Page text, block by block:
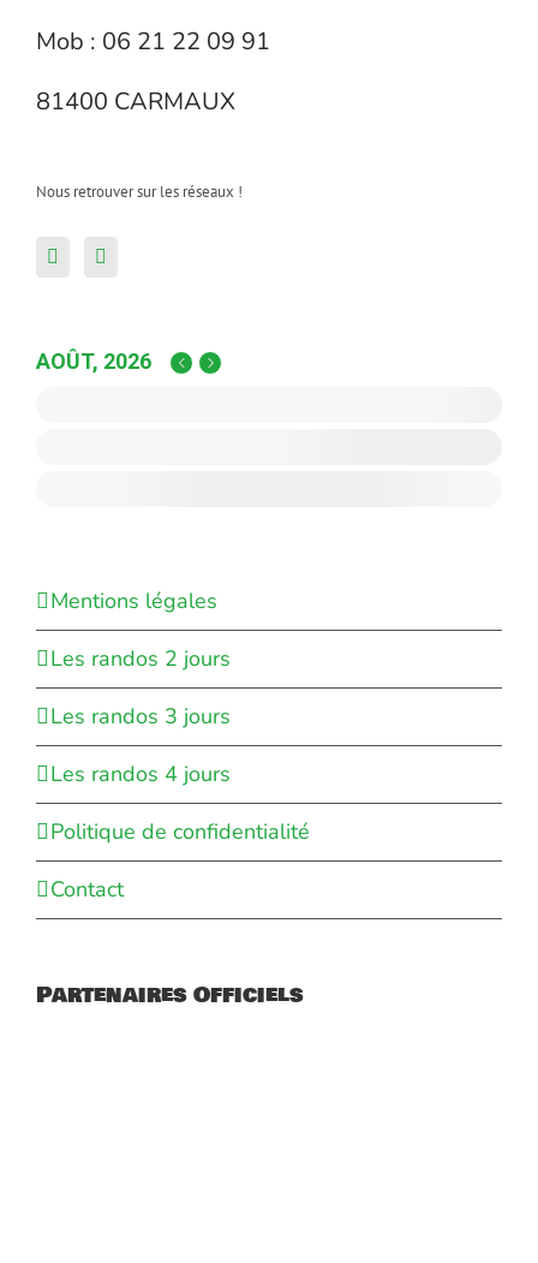
Mob : 06 21 22 09 91
81400 CARMAUX
Nous retrouver sur les réseaux !
AOÛT, 2026
Mentions légales
Les randos 2 jours
Les randos 3 jours
Les randos 4 jours
Politique de confidentialité
Contact
Partenaires Officiels